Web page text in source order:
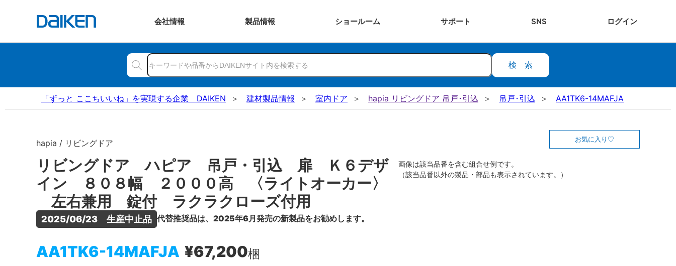
会社情報 製品情報 ショールーム サポート SNS ログイン
検索
「ずっと ここちいいね」を実現する企業 DAIKEN 建材製品情報 室内ドア hapia リビングドア 吊戸･引込 吊戸･引込 AA1TK6-14MAFJA
hapia / リビングドア
リビングドア ハピア 吊戸・引込 扉 Ｋ６デザ
イン ８０８幅 ２０００高 〈ライトオーカー〉
左右兼用 錠付 ラクラクローズ付用
2025/06/23　生産中止品 代替推奨品は、2025年6月発売の新製品をお勧めします。
AA1TK6-14MAFJA ¥67,200梱
お気に入り
画像は該当品番を含む組合せ例です。
（該当品番以外の製品・部品も表示されています。）